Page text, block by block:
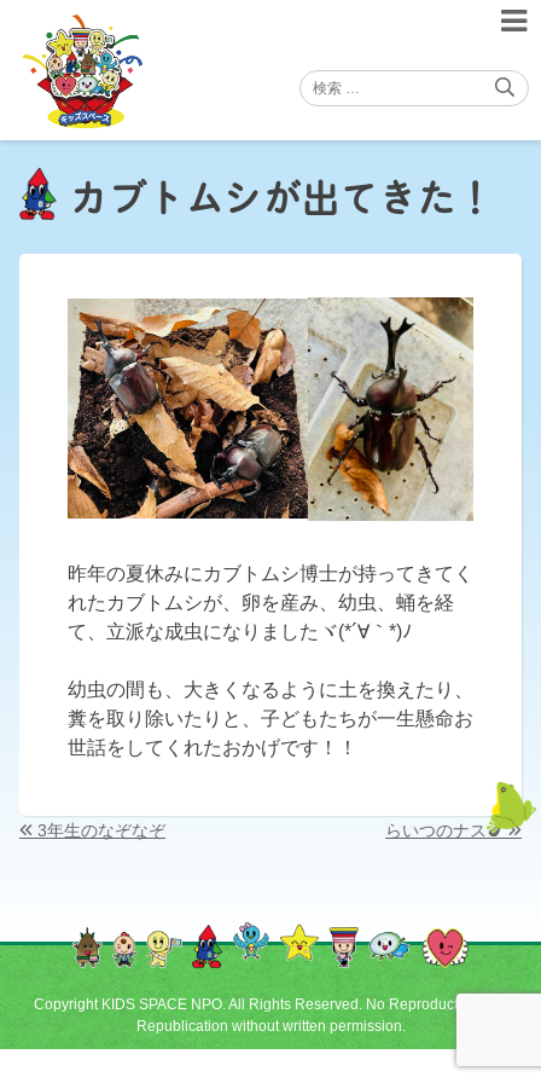
content
カブトムシが出てきた！
昨年の夏休みにカブトムシ博士が持ってきてく
れたカブトムシが、卵を産み、幼虫、蛹を経
て、立派な成虫になりましたヾ(*´∀｀*)ﾉ
幼虫の間も、大きくなるように土を換えたり、
糞を取り除いたりと、子どもたちが一生懸命お
世話をしてくれたおかげです！！
投
ゲ
ー
3年生のなぞなぞ らいつのナス🍆
Copyright KIDS SPACE NPO. All Rights Reserved. No Reproduction and
Republication without written permission.